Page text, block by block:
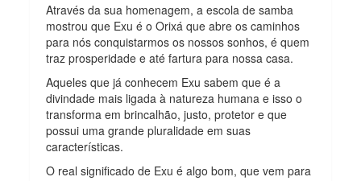
Através da sua homenagem, a escola de samba
mostrou que Exu é o Orixá que abre os caminhos
para nós conquistarmos os nossos sonhos, é quem
traz prosperidade e até fartura para nossa casa.
Aqueles que já conhecem Exu sabem que é a
divindade mais ligada à natureza humana e isso o
transforma em brincalhão, justo, protetor e que
possui uma grande pluralidade em suas
características.
O real significado de Exu é algo bom, que vem para